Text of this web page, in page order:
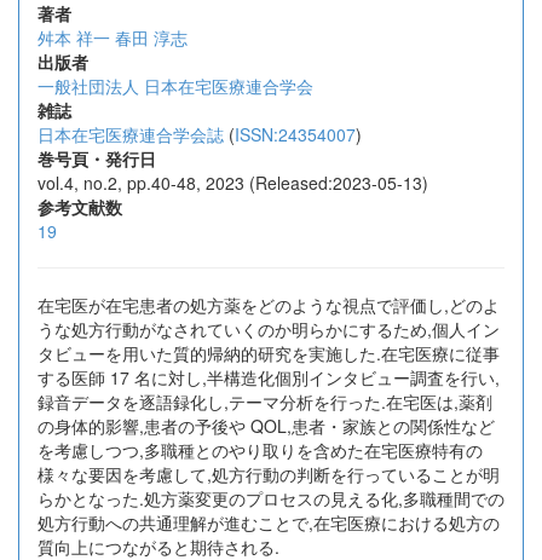
著者
舛本 祥一 春田 淳志
出版者
一般社団法人 日本在宅医療連合学会
雑誌
日本在宅医療連合学会誌 (ISSN:24354007)
巻号頁・発行日
vol.4, no.2, pp.40-48, 2023 (Released:2023-05-13)
参考文献数
19
在宅医が在宅患者の処方薬をどのような視点で評価し,どのよ
うな処方行動がなされていくのか明らかにするため,個人イン
タビューを用いた質的帰納的研究を実施した.在宅医療に従事
する医師 17 名に対し,半構造化個別インタビュー調査を行い,
録音データを逐語録化し,テーマ分析を行った.在宅医は,薬剤
の身体的影響,患者の予後や QOL,患者・家族との関係性など
を考慮しつつ,多職種とのやり取りを含めた在宅医療特有の
様々な要因を考慮して,処方行動の判断を行っていることが明
らかとなった.処方薬変更のプロセスの見える化,多職種間での
処方行動への共通理解が進むことで,在宅医療における処方の
質向上につながると期待される.